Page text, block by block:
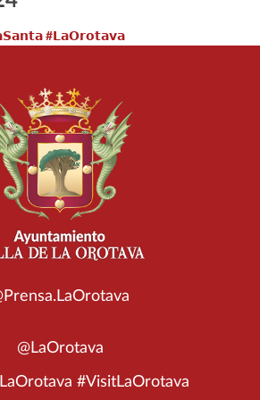
#𝗟𝗮𝗢𝗿𝗼𝘁𝗮𝘃𝗮
@LaOrotava
#VisitLaOrotava